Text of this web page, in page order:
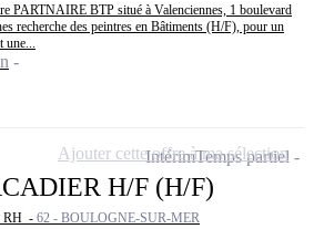
PARTNAIRE BTP situé à Valenciennes, 1 boulevard
recherche des peintres en Bâtiments (H/F), pour un
une...
H/F (H/F)
RH - 62 - BOULOGNE-SUR-MER
IntérimTemps partiel
Ajouter cette offre à ma sélection